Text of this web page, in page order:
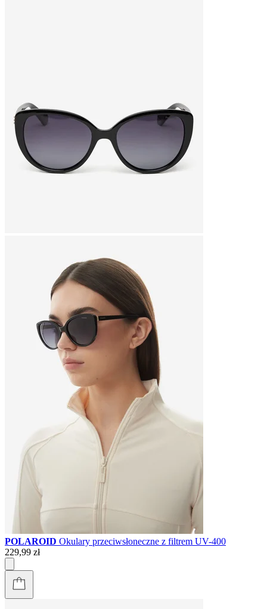
POLAROID Okulary przeciwsłoneczne z filtrem UV-400
229,99 zł